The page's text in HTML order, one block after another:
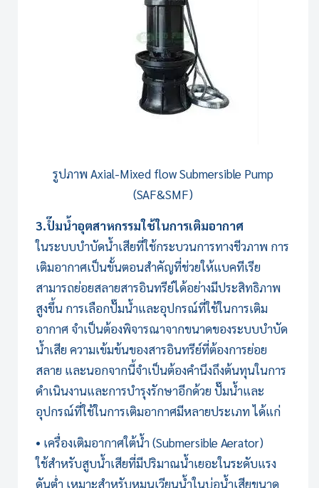
รูปภาพAxial-Mixed flow Submersible Pump
(SAF&SMF)
3.ปํ๊มน้ำอุตสาหกรรมใช้ในการเติมอากาศ
ในระบบบำบัดน้ำเสียที่ใช้กระบวนการทางชีวภาพ การ
เติมอากาศเป็นขั้นตอนสำคัญที่ช่วยให้แบคทีเรีย
สามารถย่อยสลายสารอินทรีย์ได้อย่างมีประสิทธิภาพ
สูงขึ้น การเลือกปั๊มน้ำและอุปกรณ์ที่ใช้ในการเติม
อากาศ จำเป็นต้องพิจารณาจากขนาดของระบบบำบัด
น้ำเสีย ความเข้มข้นของสารอินทรีย์ที่ต้องการย่อย
สลาย และนอกจากนี้จำเป็นต้องคำนึงถึงต้นทุนในการ
ดำเนินงานและการบำรุงรักษาอีกด้วย ปั๊มน้ำและ
อุปกรณ์ที่ใช้ในการเติมอากาศมีหลายประเภท ได้แก่
• เครื่องเติมอากาศใต้น้ำ (Submersible Aerator)
ใช้สำหรับสูบน้ำเสียที่มีปริมาณน้ำเยอะในระดับแรง
ดันต่ำ เหมาะสำหรับหมุนเวียนน้ำในบ่อน้ำเสียขนาด